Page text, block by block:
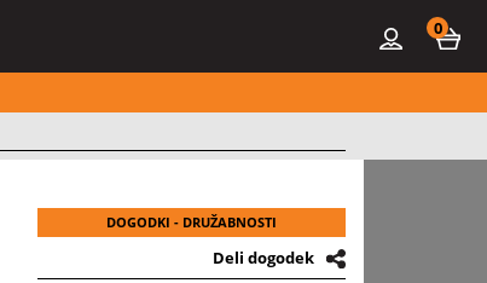
0
DOGODKI - DRUŽABNOSTI
Deli dogodek